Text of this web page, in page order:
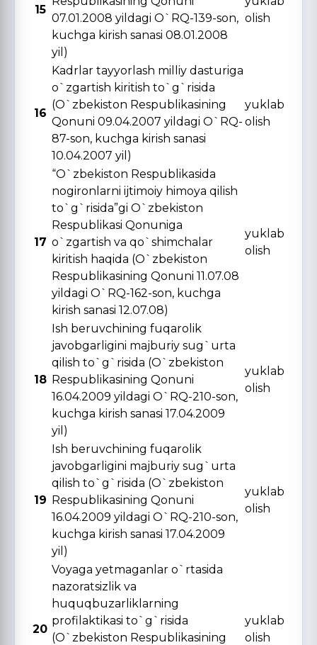
15
07.01.2008 yildagi O`RQ-139-son,
kuchga kirish sanasi 08.01.2008
yil)
olish
16
Kadrlar tayyorlash milliy dasturiga
o`zgartish kiritish to`g`risida
(O`zbekiston Respublikasining
Qonuni 09.04.2007 yildagi O`RQ-
87-son, kuchga kirish sanasi
10.04.2007 yil)
yuklab
olish
17
“O`zbekiston Respublikasida
nogironlarni ijtimoiy himoya qilish
to`g`risida”gi O`zbekiston
Respublikasi Qonuniga
o`zgartish va qo`shimchalar
kiritish haqida (O`zbekiston
Respublikasining Qonuni 11.07.08
yildagi O`RQ-162-son, kuchga
kirish sanasi 12.07.08)
yuklab
olish
18
Ish beruvchining fuqarolik
javobgarligini majburiy sug`urta
qilish to`g`risida (O`zbekiston
Respublikasining Qonuni
16.04.2009 yildagi O`RQ-210-son,
kuchga kirish sanasi 17.04.2009
yil)
yuklab
olish
19
Ish beruvchining fuqarolik
javobgarligini majburiy sug`urta
qilish to`g`risida (O`zbekiston
Respublikasining Qonuni
16.04.2009 yildagi O`RQ-210-son,
kuchga kirish sanasi 17.04.2009
yil)
yuklab
olish
20
Voyaga yetmaganlar o`rtasida
nazoratsizlik va
huquqbuzarliklarning
profilaktikasi to`g`risida
(O`zbekiston Respublikasining
yuklab
olish